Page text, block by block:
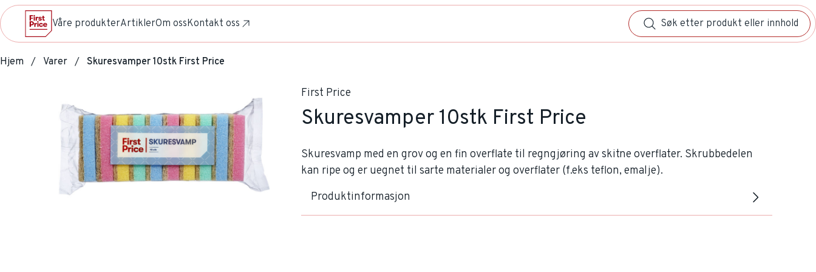
Våre produkterArtiklerOm ossKontakt oss
Hjem Varer Skuresvamper 10stk First Price
First Price
Skuresvamper 10stk First Price
Skuresvamp med en grov og en fin overflate til regngjøring av skitne overflater. Skrubbedelen
kan ripe og er uegnet til sarte materialer og overflater (f.eks teflon, emalje).
Produktinformasjon